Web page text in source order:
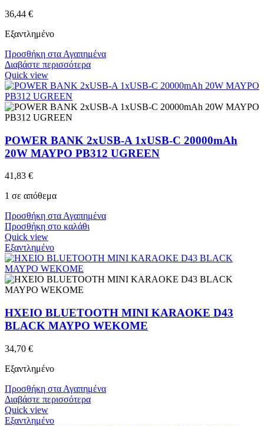
36,44 €
Εξαντλημένο
Προσθήκη στα Αγαπημένα
Διαβάστε περισσότερα
Quick view
POWER BANK 2xUSB-A 1xUSB-C 20000mAh
20W ΜΑΥΡΟ PB312 UGREEN
41,83 €
1 σε απόθεμα
Προσθήκη στα Αγαπημένα
Προσθήκη στο καλάθι
Quick view
Εξαντλημένο
ΗΧΕΙΟ BLUETOOTH MINI KARAOKE D43
BLACK ΜΑΥΡΟ WEKOME
34,70 €
Εξαντλημένο
Προσθήκη στα Αγαπημένα
Διαβάστε περισσότερα
Quick view
Εξαντλημένο